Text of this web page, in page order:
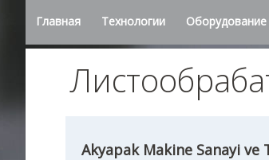
Главная Технологии Оборудование
Akyapak Makine Sanayi ve